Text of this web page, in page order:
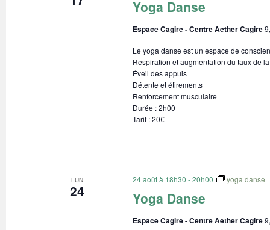
Yoga Danse
Espace Cagire - Centre Aether Cagire
Le yoga danse est un espace de
Respiration et augmentation du taux de
Éveil des appuis
Détente et étirements
Renforcement musculaire
Durée : 2h00
Tarif : 20€
LUN
24 Yoga Danse
24 août à 18h30 -20h00 yoga danse
Espace Cagire - Centre Aether Cagire